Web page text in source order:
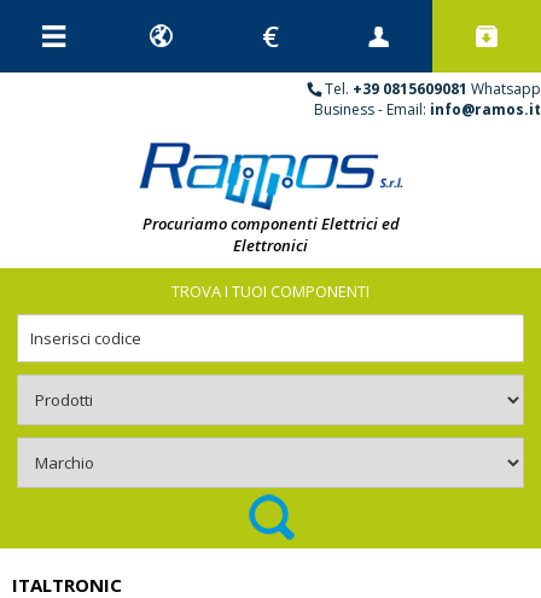
Tel. +39 0815609081 Whatsapp
Business - Email: info@ramos.it
Procuriamo componenti Elettrici ed
Elettronici
TROVA I TUOI COMPONENTI
ITALTRONIC